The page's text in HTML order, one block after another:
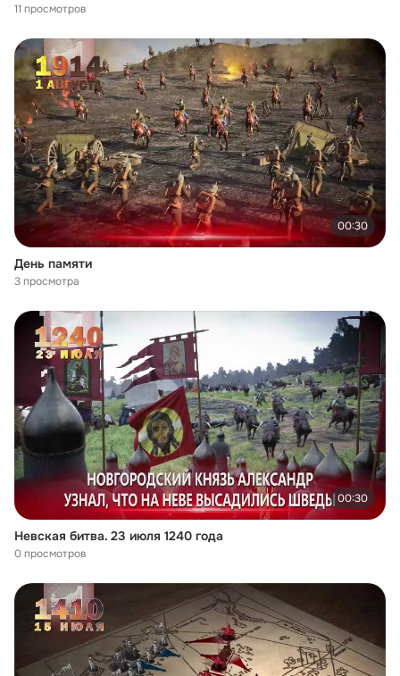
11 просмотров
00:30
День памяти
3 просмотра
00:30
Невская битва. 23 июля 1240 года
0 просмотров